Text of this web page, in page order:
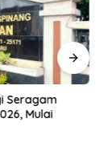
Seragam
Mulai